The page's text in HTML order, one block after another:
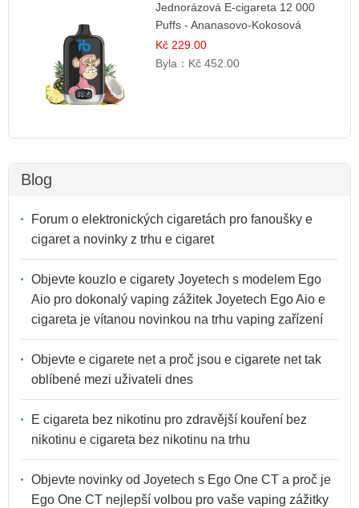
Jednorázová E-cigareta 12 000
Puffs - Ananasovo-Kokosová
Zmrzlina | Tropický dezert
Kč 229.00
Byla： Kč 452.00
Blog
Forum o elektronických cigaretách pro fanoušky e
cigaret a novinky z trhu e cigaret
Objevte kouzlo e cigarety Joyetech s modelem Ego
Aio pro dokonalý vaping zážitek Joyetech Ego Aio e
cigareta je vítanou novinkou na trhu vaping zařízení
Objevte e cigarete net a proč jsou e cigarete net tak
oblíbené mezi uživateli dnes
E cigareta bez nikotinu pro zdravější kouření bez
nikotinu e cigareta bez nikotinu na trhu
Objevte novinky od Joyetech s Ego One CT a proč je
Ego One CT nejlepší volbou pro vaše vaping zážitky